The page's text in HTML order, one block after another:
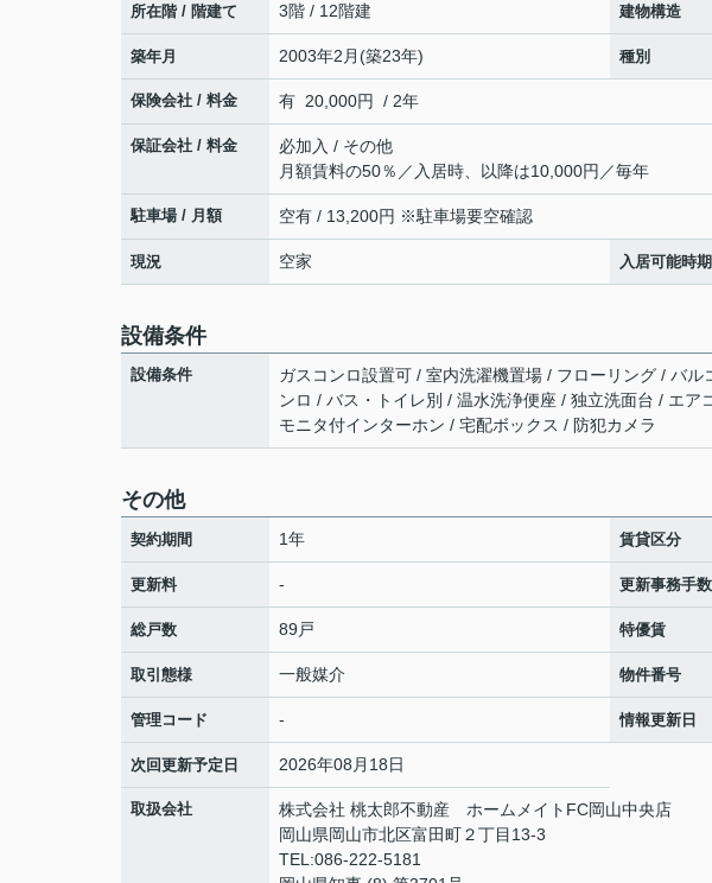
所在階 / 階建て 3階 / 12階建 建物構造
築年月 2003年2月(築23年) 種別
保険会社 / 料金 有 20,000円 / 2年
保証会社 / 料金
必加入 / その他
月額賃料の50％／入居時、以降は10,000円／毎年
駐車場 / 月額 空有 / 13,200円 ※駐車場要空確認
現況 空家 入居可能時期
設備条件
設備条件
ガスコンロ設置可 / 室内洗濯機置場 / フローリング / バ
ンロ / バス・トイレ別 / 温水洗浄便座 / 独立洗面台 / エ
モニタ付インターホン / 宅配ボックス / 防犯カメラ
その他
契約期間 1年 賃貸区分
更新料 - 更新事務手
総戸数 89戸 特優賃
取引態様 一般媒介 物件番号
管理コード - 情報更新日
次回更新予定日 2026年08月18日
取扱会社
株式会社 桃太郎不動産 ホームメイトFC岡山中央店
岡山県岡山市北区富田町２丁目13-3
TEL:086-222-5181